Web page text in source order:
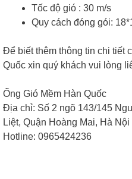
Tốc độ gió : 30 m/s
Quy cách đóng gói:
Để biết thêm thông tin chi tiết
Quốc xin quý khách vui lòng
Ống Gió Mềm Hàn Quốc
Địa chỉ: Số 2 ngõ 143/145
Liệt, Quận Hoàng Mai, Hà Nội
Hotline: 0965424236